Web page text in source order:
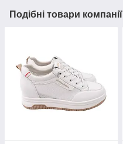
Подібні товари компанії